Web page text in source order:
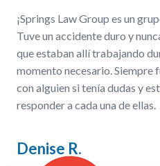
¡Springs Law Group es un
Tuve un accidente duro y
que estaban allí trabajando
momento necesario. Siempre
con alguien si tenía dudas y
responder a cada una de ellas.
Denise R.